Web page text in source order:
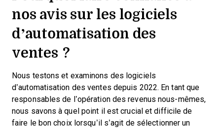
nos avis sur les logiciels
d’automatisation des
ventes ?
Nous testons et examinons des logiciels
d’automatisation des ventes depuis 2022. En tant que
responsables de l’opération des revenus nous-mêmes,
nous savons à quel point il est crucial et difficile de
faire le bon choix lorsqu’il s’agit de sélectionner un